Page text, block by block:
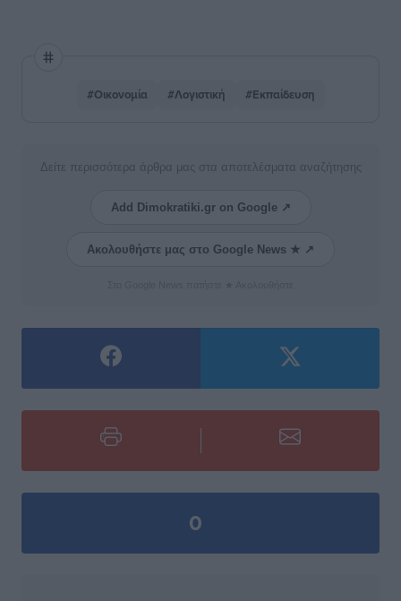
#Οικονομία #Λογιστική #Εκπαίδευση
Δείτε περισσότερα άρθρα μας στα αποτελέσματα αναζήτησης
Add Dimokratiki.gr on Google ↗
Ακολουθήστε μας στο Google News ★ ↗
0